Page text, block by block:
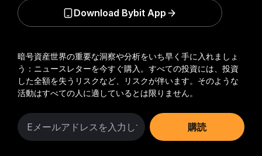
暗号資産世界の重要な洞察や分析をいち早く手に入れましょ
う：ニュースレターを今すぐ購入。 すべての投資には、投資
した全額を失うリスクなど、リスクが伴います。そのような
活動はすべての人に適しているとは限りません。
購読
Download Bybit App